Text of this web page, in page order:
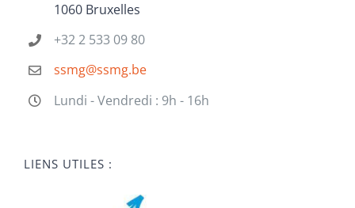
1060 Bruxelles
+32 2 533 09 80
ssmg@ssmg.be
Lundi - Vendredi : 9h - 16h
LIENS UTILES :